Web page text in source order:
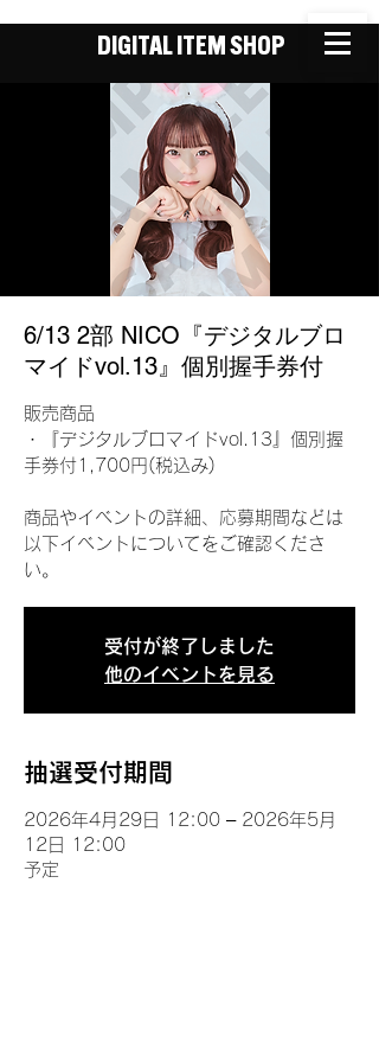
DIGITAL ITEM SHOP
6/13 2部 NICO『デジタルブロ
マイドvol.13』個別握手券付
販売商品
・『デジタルブロマイドvol.13』個別握
手券付1,700円(税込み)
商品やイベントの詳細、応募期間などは
以下イベントについてをご確認くださ
い。
受付が終了しました
他のイベントを見る
抽選受付期間
2026年4月29日 12:00 – 2026年5月
12日 12:00
予定